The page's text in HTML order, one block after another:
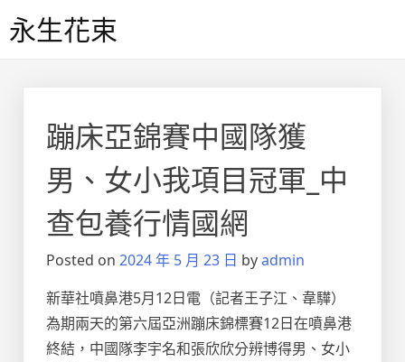
to永生花束
蹦床亞錦賽中國隊獲
男、女小我項目冠軍_中
查包養行情國網
Posted on 2024 年 5 月 23 日 byadmin
新華社噴鼻港5月12日電（記者王子江、韋驊）
為期兩天的第六屆亞洲蹦床錦標賽12日在噴鼻港
終結，中國隊李宇名和張欣欣分辨博得男、女小